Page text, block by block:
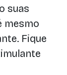
suas
mesmo
Fique